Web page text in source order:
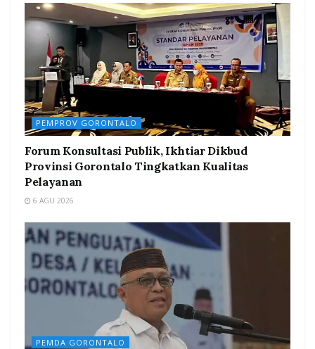
PEMPROV GORONTALO
Forum Konsultasi Publik, Ikhtiar Dikbud
Provinsi Gorontalo Tingkatkan Kualitas
Pelayanan
6 AGU 2026
PEMDA GORONTALO